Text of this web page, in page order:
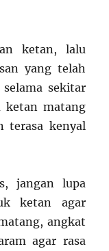
ketan, lalu
yang telah
sekitar
ketan matang
terasa kenyal
jangan lupa
ketan agar
angkat
agar rasa